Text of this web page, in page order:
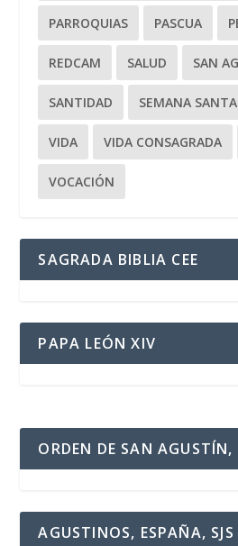
PARROQUIAS PASCUA
REDCAM SALUD SAN
SANTIDAD SEMANA SANTA
VIDA VIDA CONSAGRADA
VOCACIÓN
SAGRADA BIBLIA CEE
PAPA LEÓN XIV
ORDEN DE SAN AGUSTÍN,
AGUSTINOS, ESPAÑA, SJS